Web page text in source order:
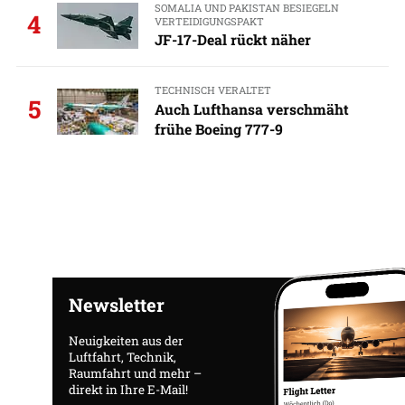
4
SOMALIA UND PAKISTAN BESIEGELN
VERTEIDIGUNGSPAKT
JF-17-Deal rückt näher
5
TECHNISCH VERALTET
Auch Lufthansa verschmäht
frühe Boeing 777-9
Newsletter
Neuigkeiten aus der
Luftfahrt, Technik,
Raumfahrt und mehr –
direkt in Ihre E-Mail!